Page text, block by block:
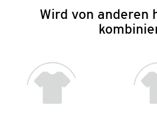
Wird von anderen